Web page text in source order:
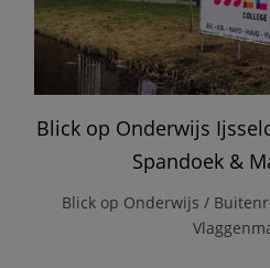
Blick op Onderwijs
Spandoek &
Blick op Onderwijs /